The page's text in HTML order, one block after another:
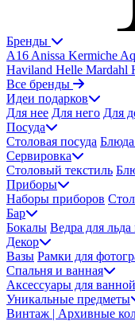
Бренды
A16 Anissa Kermiche
Haviland Helle Mardahl
Все бренды
Идеи подарков
Для нее Для него Для
Посуда
Столовая посуда Блюда
Сервировка
Столовый текстиль
Приборы
Наборы приборов
Бар
Бокалы Ведра для
Декор
Вазы Рамки для
Спальня и ванная
Аксессуары для ванной
Уникальные предметы
Винтаж | Архивные